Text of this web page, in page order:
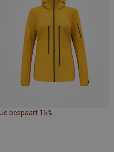
Je bespaart 15%